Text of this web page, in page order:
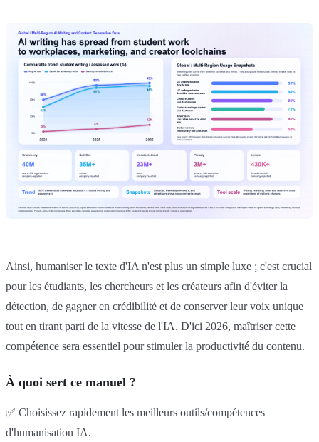
Ainsi, humaniser le texte d'IA n'est plus un simple luxe ; c'est crucial
pour les étudiants, les chercheurs et les créateurs afin d'éviter la
détection, de gagner en crédibilité et de conserver leur voix unique
tout en tirant parti de la vitesse de l'IA. D'ici 2026, maîtriser cette
compétence sera essentiel pour stimuler la productivité du contenu.
À quoi sert ce manuel ?
✅ Choisissez rapidement les meilleurs outils/compétences
d'humanisation IA.